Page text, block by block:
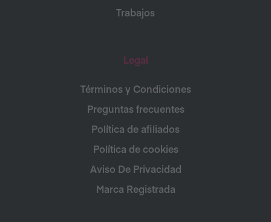
Trabajos
Legal
Términos y Condiciones
Preguntas frecuentes
Política de afiliados
Política de cookies
Aviso De Privacidad
Marca Registrada